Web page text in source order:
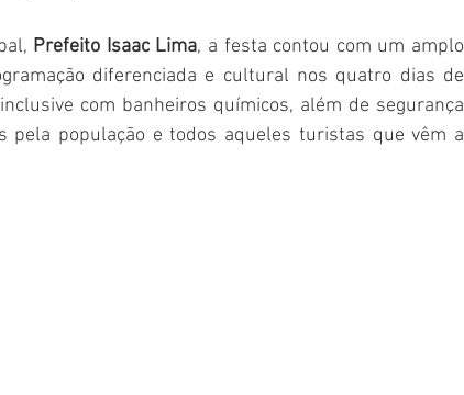
Prefeito Isaac Lima, a festa contou com um amplo
diferenciada e cultural nos quatro dias de
com banheiros químicos, além de segurança
pela população e todos aqueles turistas que vêm a